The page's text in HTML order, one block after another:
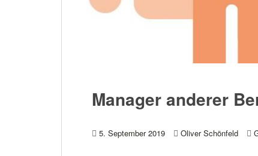
Manager anderer
5. September 2019 Oliver Schönfeld